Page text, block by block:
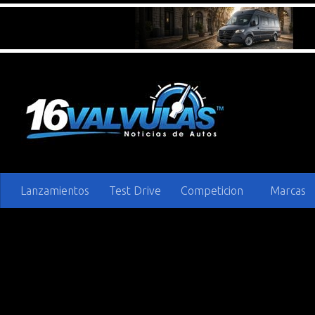
Lanzamientos Test Drive Competicion Marcas